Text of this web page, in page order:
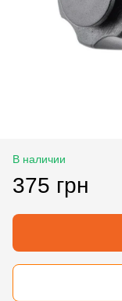
В наличии
375 грн